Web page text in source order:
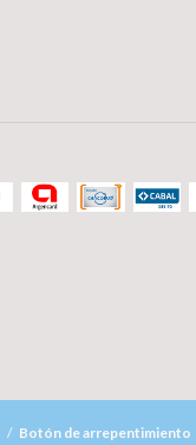
/ Botón de arrepentimiento